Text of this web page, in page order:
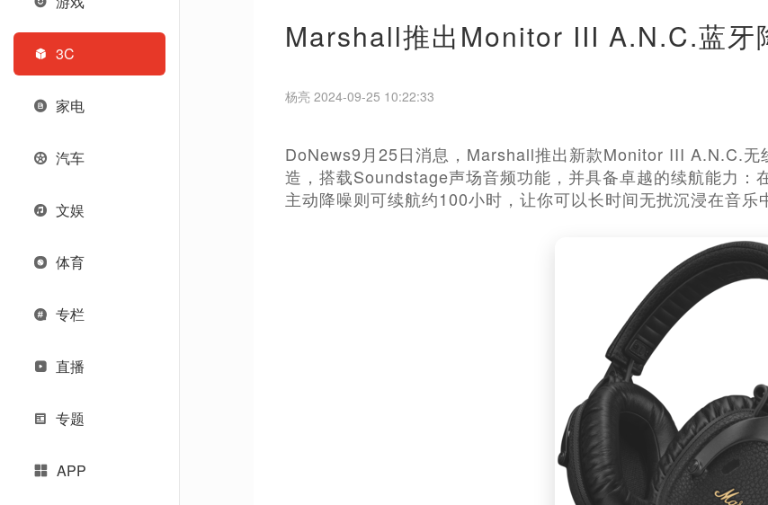
3C
家电
汽车
文娱
体育
专栏
直播
专题
APP
Marshall推出Monitor III A.N.C.蓝牙
杨亮 2024-09-25 10:22:33
DoNews9月25日消息，Marshall推出新款Monitor III A.N.C.无
造，搭载Soundstage声场音频功能，并具备卓越的续航能力：
主动降噪则可续航约100小时，让你可以长时间无扰沉浸在音乐